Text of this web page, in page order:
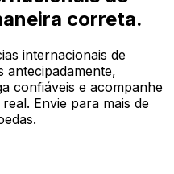
correta.
internacionais de
antecipadamente,
confiáveis e acompanhe
Envie para mais de